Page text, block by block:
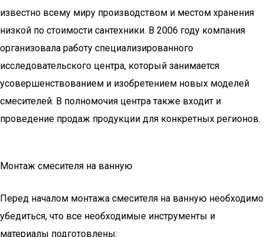
известно всему миру производством и местом хранения
низкой по стоимости сантехники. В 2006 году компания
организовала работу специализированного
исследовательского центра, который занимается
усовершенствованием и изобретением новых моделей
смесителей. В полномочия центра также входит и
проведение продаж продукции для конкретных регионов.
Монтаж смесителя на ванную
Перед началом монтажа смесителя на ванную необходимо
убедиться, что все необходимые инструменты и
материалы подготовлены: